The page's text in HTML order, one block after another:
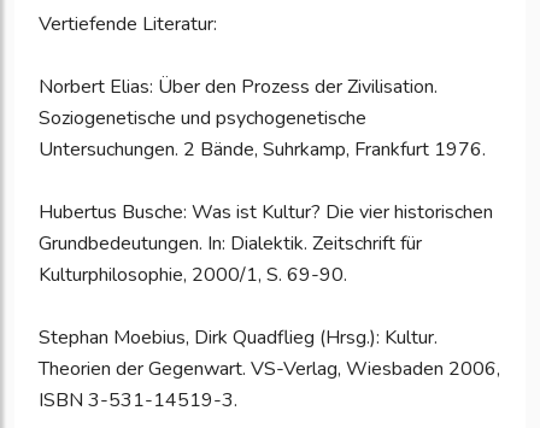
Vertiefende Literatur:
Norbert Elias: Über den Prozess der Zivilisation.
Soziogenetische und psychogenetische
Untersuchungen. 2 Bände, Suhrkamp, Frankfurt 1976.
Hubertus Busche: Was ist Kultur? Die vier historischen
Grundbedeutungen. In: Dialektik. Zeitschrift für
Kulturphilosophie, 2000/1, S. 69-90.
Stephan Moebius, Dirk Quadflieg (Hrsg.): Kultur.
Theorien der Gegenwart. VS-Verlag, Wiesbaden 2006,
ISBN 3-531-14519-3.